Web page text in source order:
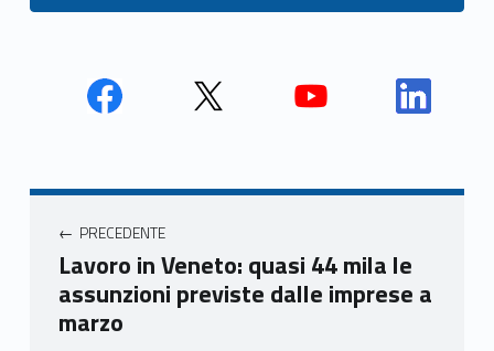
Unio
mer
e
Ven
eto
Unio
e
Ven
Unio
e
Ven
Unio
e
Ven
Navigazione articoli
PRECEDENTE
Lavoro in Veneto: quasi 44 mila le
assunzioni previste dalle imprese a
marzo